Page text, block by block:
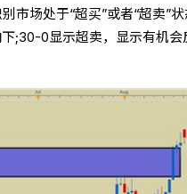
市场处于“超买”或者“超卖”
;30-0显示超卖，显示有机会